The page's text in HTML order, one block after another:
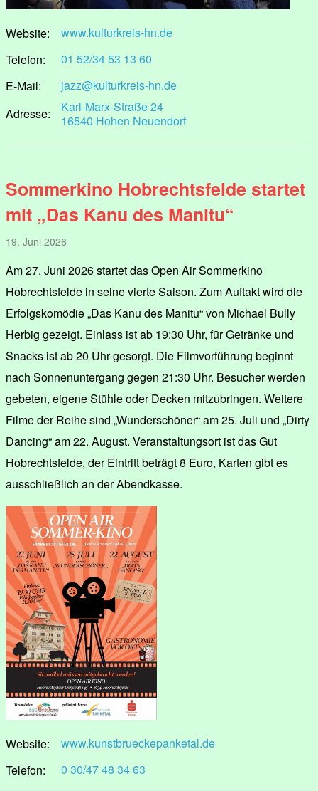
Website:
www.kulturkreis-hn.de
Telefon:
01 52/34 53 13 60
E-Mail:
jazz@kulturkreis-hn.de
Adresse:
Karl-Marx-Straße 24
16540 Hohen Neuendorf
Sommerkino Hobrechtsfelde startet
mit „Das Kanu des Manitu“
19. Juni 2026
Am 27. Juni 2026 startet das Open Air Sommerkino
Hobrechtsfelde in seine vierte Saison. Zum Auftakt wird die
Erfolgskomödie „Das Kanu des Manitu“ von Michael Bully
Herbig gezeigt. Einlass ist ab 19:30 Uhr, für Getränke und
Snacks ist ab 20 Uhr gesorgt. Die Filmvorführung beginnt
nach Sonnenuntergang gegen 21:30 Uhr. Besucher werden
gebeten, eigene Stühle oder Decken mitzubringen. Weitere
Filme der Reihe sind „Wunderschöner“ am 25. Juli und „Dirty
Dancing“ am 22. August. Veranstaltungsort ist das Gut
Hobrechtsfelde, der Eintritt beträgt 8 Euro, Karten gibt es
ausschließlich an der Abendkasse.
Website:
www.kunstbrueckepanketal.de
Telefon:
0 30/47 48 34 63